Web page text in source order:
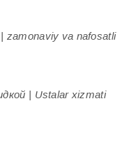
va nafosatli
| Ustalar xizmati